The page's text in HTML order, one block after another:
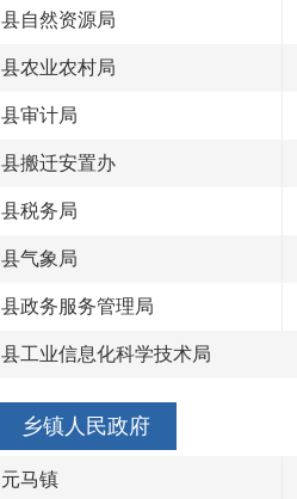
县自然资源局
县农业农村局
县审计局
县搬迁安置办
县税务局
县气象局
县政务服务管理局
县工业信息化科学技术局
乡镇人民政府
元马镇